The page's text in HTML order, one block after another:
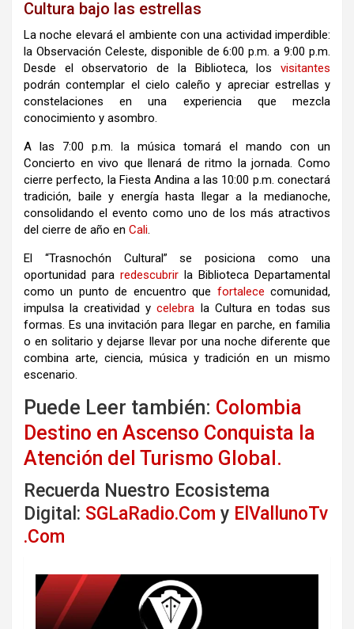
Cultura bajo las estrellas
La noche elevará el ambiente con una actividad imperdible:
la Observación Celeste, disponible de 6:00 p.m. a 9:00 p.m.
Desde el observatorio de la Biblioteca, los visitantes
podrán contemplar el cielo caleño y apreciar estrellas y
constelaciones en una experiencia que mezcla
conocimiento y asombro.
A las 7:00 p.m. la música tomará el mando con un
Concierto en vivo que llenará de ritmo la jornada. Como
cierre perfecto, la Fiesta Andina a las 10:00 p.m. conectará
tradición, baile y energía hasta llegar a la medianoche,
consolidando el evento como uno de los más atractivos
del cierre de año en Cali.
El “Trasnochón Cultural” se posiciona como una
oportunidad para redescubrir la Biblioteca Departamental
como un punto de encuentro que fortalece comunidad,
impulsa la creatividad ycelebra la Cultura en todas sus
formas. Es una invitación para llegar en parche, en familia
o en solitario y dejarse llevar por una noche diferente que
combina arte, ciencia, música y tradición en un mismo
escenario.
Puede Leer también: Colombia
Destino en Ascenso Conquista la
Atención del Turismo Global.
Recuerda Nuestro Ecosistema
Digital: SGLaRadio.Com y ElVallunoTv
.Com